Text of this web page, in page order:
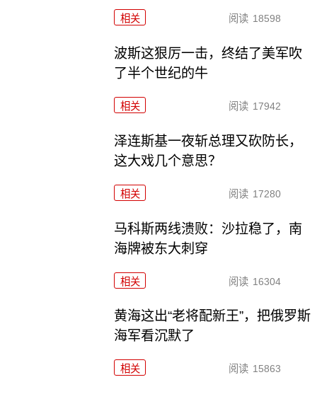
相关 阅读 18598
波斯这狠厉一击，终结了美军吹
了半个世纪的牛
相关 阅读 17942
泽连斯基一夜斩总理又砍防长，
这大戏几个意思？
相关 阅读 17280
马科斯两线溃败：沙拉稳了，南
海牌被东大刺穿
相关 阅读 16304
黄海这出“老将配新王”，把俄罗斯
海军看沉默了
相关 阅读 15863